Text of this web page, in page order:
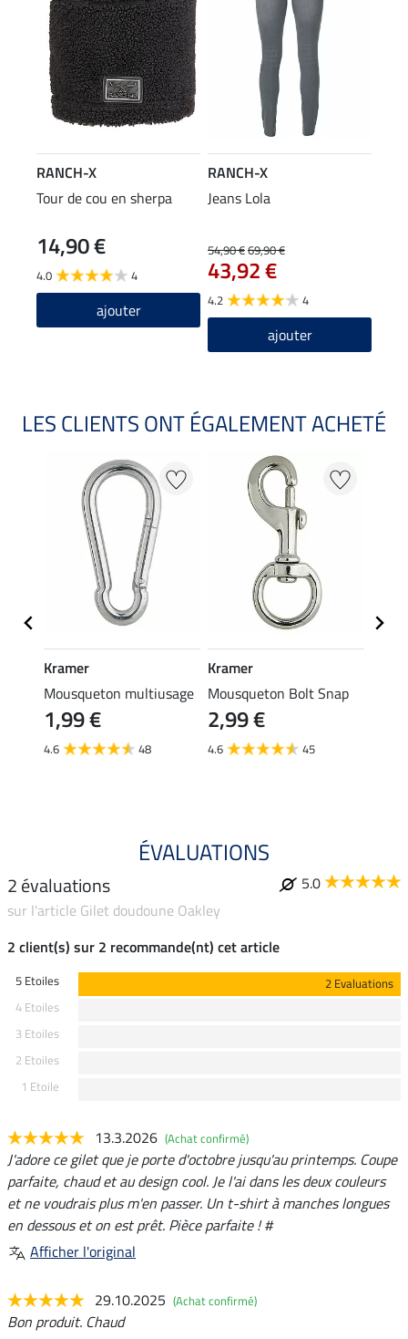
RANCH-X
Tour de cou en sherpa
14,90 €
4.0 4
ajouter
RANCH-X
Jeans Lola
54,90 €69,90 €
43,92 €
4.2 4
ajouter
LES CLIENTS ONT ÉGALEMENT ACHETÉ
Kramer
Mousqueton multiusage
1,99 €
4.6 48
Kramer
Mousqueton Bolt Snap
2,99 €
4.6 45
ÉVALUATIONS
2 évaluations
5.0
sur l'article Gilet doudoune Oakley
2 client(s) sur 2 recommande(nt) cet article
5 Etoiles
2 Evaluations
4 Etoiles
3 Etoiles
2 Etoiles
1 Etoile
13.3.2026 (Achat confirmé)
J'adore ce gilet que je porte d'octobre jusqu'au printemps. Coupe
parfaite, chaud et au design cool. Je l'ai dans les deux couleurs
et ne voudrais plus m'en passer. Un t-shirt à manches longues
en dessous et on est prêt. Pièce parfaite ! #
Afficher l'original
29.10.2025 (Achat confirmé)
Bon produit. Chaud